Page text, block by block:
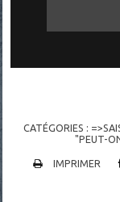
CATÉGORIES :
"PEUT-
IMPRIMER